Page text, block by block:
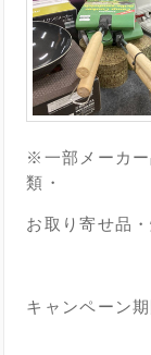
※一部メーカー
類・
お取り寄せ品
キャンペーン